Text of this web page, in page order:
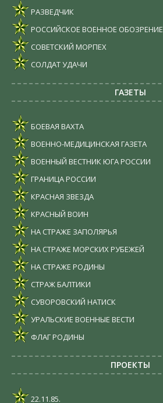
РАЗВЕДЧИК
РОССИЙСКОЕ ВОЕННОЕ ОБОЗРЕНИЕ
СОВЕТСКИЙ МОРПЕХ
СОЛДАТ УДАЧИ
ГАЗЕТЫ
БОЕВАЯ ВАХТА
ВОЕННО-МЕДИЦИНСКАЯ ГАЗЕТА
ВОЕННЫЙ ВЕСТНИК ЮГА РОССИИ
ГРАНИЦА РОССИИ
КРАСНАЯ ЗВЕЗДА
КРАСНЫЙ ВОИН
НА СТРАЖЕ ЗАПОЛЯРЬЯ
НА СТРАЖЕ МОРСКИХ РУБЕЖЕЙ
НА СТРАЖЕ РОДИНЫ
СТРАЖ БАЛТИКИ
СУВОРОВСКИЙ НАТИСК
УРАЛЬСКИЕ ВОЕННЫЕ ВЕСТИ
ФЛАГ РОДИНЫ
ПРОЕКТЫ
22.11.85.